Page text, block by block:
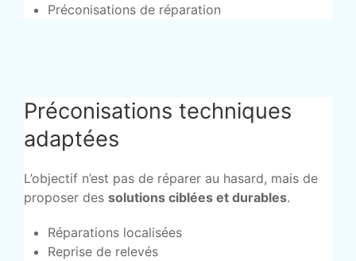
Préconisations de réparation
Préconisations techniques
adaptées
L’objectif n’est pas de réparer au hasard, mais de
proposer des solutions ciblées et durables.
Réparations localisées
Reprise de relevés